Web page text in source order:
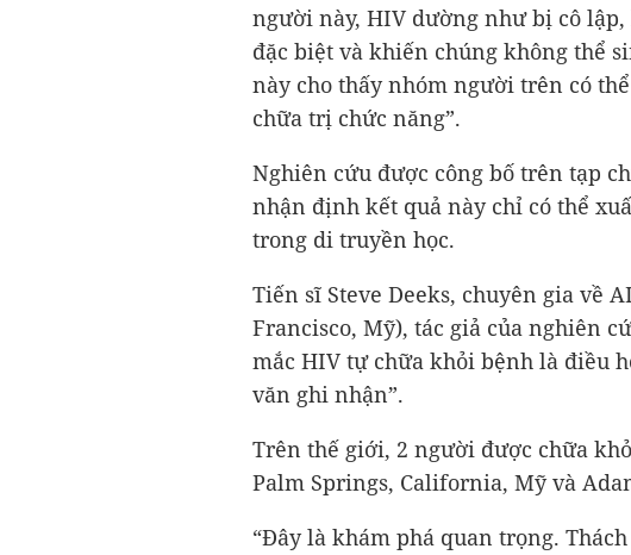
người này, HIV dường như bị cô
đặc biệt và khiến chúng không thể
này cho thấy nhóm người trên có
chữa trị chức năng”.
Nghiên cứu được công bố trên tạp
nhận định kết quả này chỉ có thể
trong di truyền học.
Tiến sĩ Steve Deeks, chuyên gia về
Francisco, Mỹ), tác giả của nghiên
mắc HIV tự chữa khỏi bệnh là điều
văn ghi nhận”.
Trên thế giới, 2 người được chữa
Palm Springs, California, Mỹ và
“Đây là khám phá quan trọng.